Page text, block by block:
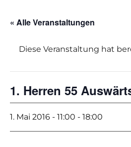
« Alle Veranstaltungen
Diese Veranstaltung hat
1. Herren 55
1. Mai 2016 - 11:00 - 18:00